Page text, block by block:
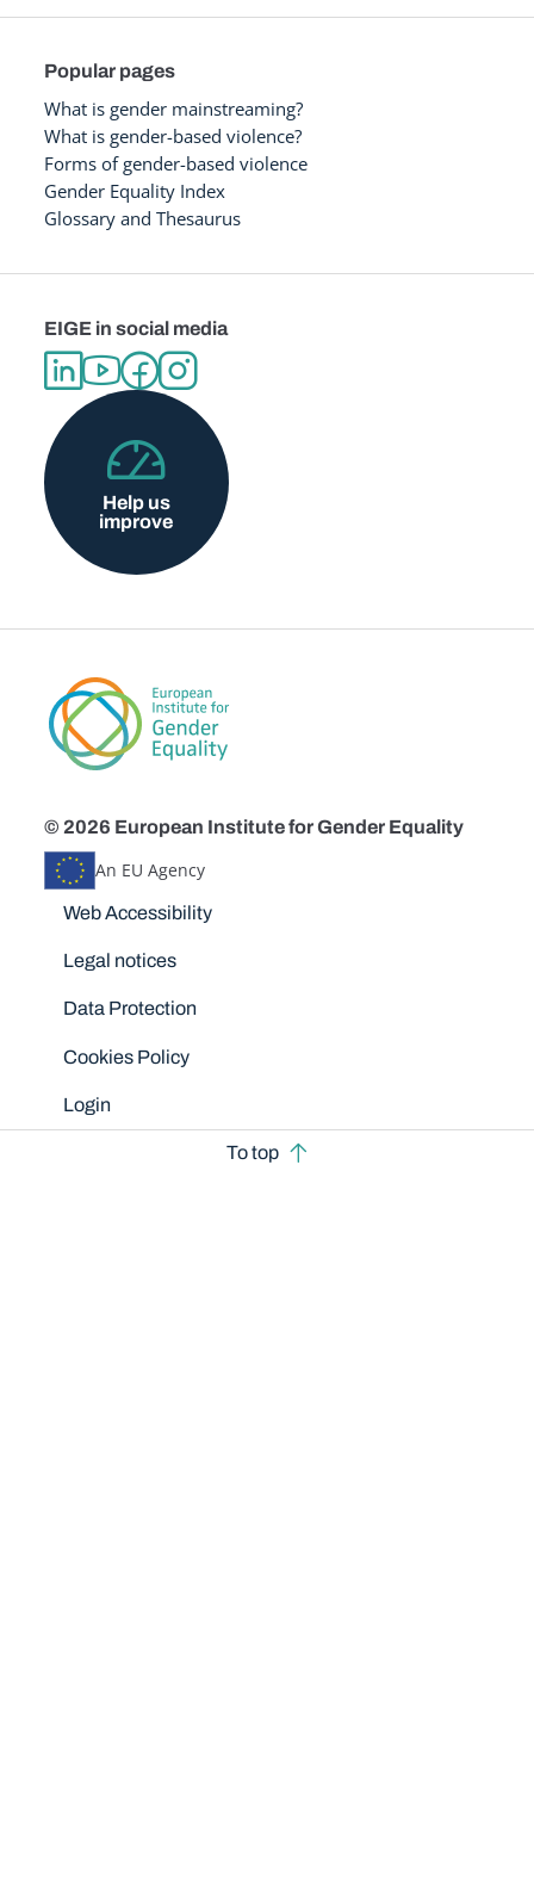
Popular pages
What is gender mainstreaming?
What is gender-based violence?
Forms of gender-based violence
Gender Equality Index
Glossary and Thesaurus
EIGE in social media
Help us
improve
© 2026 European Institute for Gender Equality
An EU Agency
Disclaimers
Web Accessibility
Legal notices
Data Protection
Cookies Policy
Login
To top